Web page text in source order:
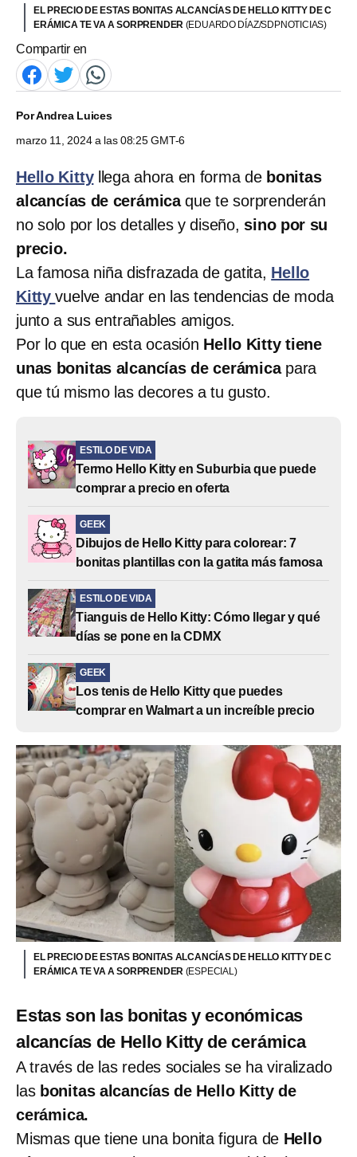
EL PRECIO DE ESTAS BONITAS ALCANCÍAS DE HELLO KITTY DE C
ERÁMICA TE VA A SORPRENDER (EDUARDO DÍAZ/SDPNOTICIAS)
Compartir en
PorAndrea Luices
marzo 11, 2024 a las 08:25 GMT-6
Hello Kitty llega ahora en forma de bonitas
alcancías de cerámicaque te sorprenderán
no solo por los detalles y diseño, sino por su
precio.
La famosa niña disfrazada de gatita, Hello
Kittyvuelve andar en las tendencias de moda
junto a sus entrañables amigos.
Por lo que en esta ocasión Hello Kitty tiene
unas bonitas alcancías de cerámica para
que tú mismo las decores a tu gusto.
ESTILO DE VIDA
Termo Hello Kitty en Suburbia que puede
comprar a precio en oferta
GEEK
Dibujos de Hello Kitty para colorear: 7
bonitas plantillas con la gatita más famosa
ESTILO DE VIDA
Tianguis de Hello Kitty: Cómo llegar y qué
días se pone en la CDMX
GEEK
Los tenis de Hello Kitty que puedes
comprar en Walmart a un increíble precio
EL PRECIO DE ESTAS BONITAS ALCANCÍAS DE HELLO KITTY DE C
ERÁMICA TE VA A SORPRENDER (ESPECIAL)
Estas son las bonitas y económicas
alcancías de Hello Kitty de cerámica
A través de las redes sociales se ha viralizado
las bonitas alcancías de Hello Kitty de
cerámica.
Mismas que tiene una bonita figura de Hello